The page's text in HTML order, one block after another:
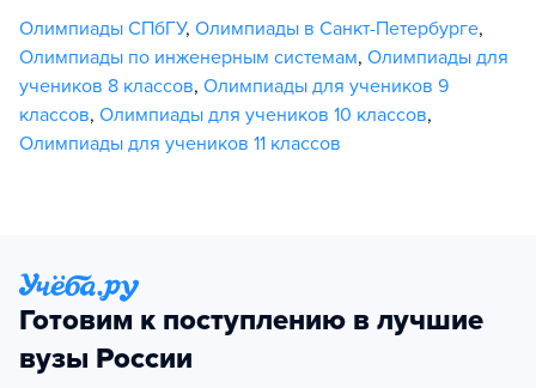
Олимпиады СПбГУ, Олимпиады в Санкт-Петербурге,
Олимпиады по инженерным системам, Олимпиады для
учеников 8 классов, Олимпиады для учеников 9
классов, Олимпиады для учеников 10 классов,
Олимпиады для учеников 11 классов
Готовим к поступлению в лучшие
вузы России